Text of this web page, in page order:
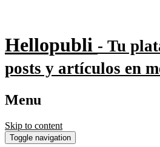
Hellopubli - Tu
posts y artículos en
Menu
Skip to content
Toggle navigation